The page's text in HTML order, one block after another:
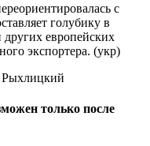
с
голубику в
европейских
экспортера. (укр)
Рыхлицкий
только после